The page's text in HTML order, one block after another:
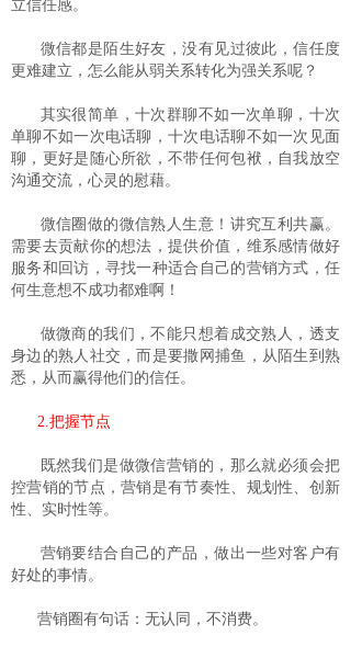
立信任感。
微信都是陌生好友，没有见过彼此，信任度
更难建立，怎么能从弱关系转化为强关系呢？
其实很简单，十次群聊不如一次单聊，十次
单聊不如一次电话聊，十次电话聊不如一次见面
聊，更好是随心所欲，不带任何包袱，自我放空
沟通交流，心灵的慰藉。
微信圈做的微信熟人生意！讲究互利共赢。
需要去贡献你的想法，提供价值，维系感情做好
服务和回访，寻找一种适合自己的营销方式，任
何生意想不成功都难啊！
做微商的我们，不能只想着成交熟人，透支
身边的熟人社交，而是要撒网捕鱼，从陌生到熟
悉，从而赢得他们的信任。
2.把握节点
既然我们是做微信营销的，那么就必须会把
控营销的节点，营销是有节奏性、规划性、创新
性、实时性等。
营销要结合自己的产品，做出一些对客户有
好处的事情。
营销圈有句话：无认同，不消费。